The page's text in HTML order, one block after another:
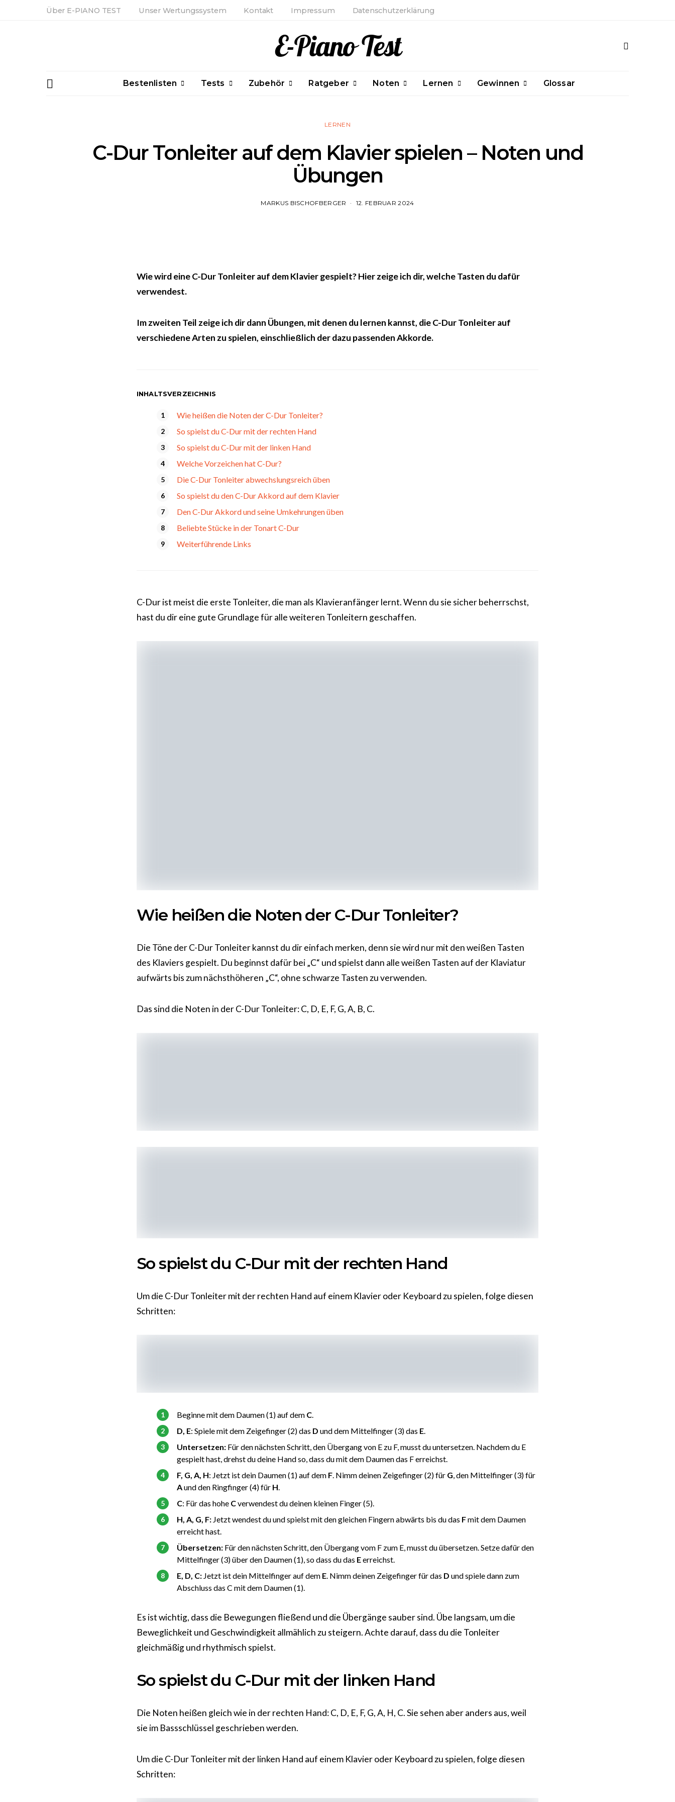
Über E-PIANO TEST Unser Wertungssystem Kontakt Impressum Datenschutzerklärung
E-Piano Test
Bestenlisten Tests Zubehör Ratgeber Noten Lernen Gewinnen Glossar
LERNEN
C-Dur Tonleiter auf dem Klavier spielen – Noten und
Übungen
MARKUS BISCHOFBERGER 12. FEBRUAR 2024
Wie wird eine C-Dur Tonleiter auf dem Klavier gespielt? Hier zeige ich dir, welche Tasten du dafür
verwendest.
Im zweiten Teil zeige ich dir dann Übungen, mit denen du lernen kannst, die C-Dur Tonleiter auf
verschiedene Arten zu spielen, einschließlich der dazu passenden Akkorde.
INHALTSVERZEICHNIS
Wie heißen die Noten der C-Dur Tonleiter?
So spielst du C-Dur mit der rechten Hand
So spielst du C-Dur mit der linken Hand
Welche Vorzeichen hat C-Dur?
Die C-Dur Tonleiter abwechslungsreich üben
So spielst du den C-Dur Akkord auf dem Klavier
Den C-Dur Akkord und seine Umkehrungen üben
Beliebte Stücke in der Tonart C-Dur
Weiterführende Links
C-Dur ist meist die erste Tonleiter, die man als Klavieranfänger lernt. Wenn du sie sicher beherrschst,
hast du dir eine gute Grundlage für alle weiteren Tonleitern geschaffen.
Wie heißen die Noten der C-Dur Tonleiter?
Die Töne der C-Dur Tonleiter kannst du dir einfach merken, denn sie wird nur mit den weißen Tasten
des Klaviers gespielt. Du beginnst dafür bei „C“ und spielst dann alle weißen Tasten auf der Klaviatur
aufwärts bis zum nächsthöheren „C“, ohne schwarze Tasten zu verwenden.
Das sind die Noten in der C-Dur Tonleiter: C, D, E, F, G, A, B, C.
So spielst du C-Dur mit der rechten Hand
Um die C-Dur Tonleiter mit der rechten Hand auf einem Klavier oder Keyboard zu spielen, folge diesen
Schritten:
Beginne mit dem Daumen (1) auf dem C.
D, E: Spiele mit dem Zeigefinger (2) das D und dem Mittelfinger (3) das E.
Untersetzen: Für den nächsten Schritt, den Übergang von E zu F, musst du untersetzen. Nachdem du E
gespielt hast, drehst du deine Hand so, dass du mit dem Daumen das F erreichst.
F, G, A, H: Jetzt ist dein Daumen (1) auf dem F. Nimm deinen Zeigefinger (2) für G, den Mittelfinger (3) für
Aund den Ringfinger (4) für H.
C: Für das hohe Cverwendest du deinen kleinen Finger (5).
H, A, G, F: Jetzt wendest du und spielst mit den gleichen Fingern abwärts bis du das Fmit dem Daumen
erreicht hast.
Übersetzen: Für den nächsten Schritt, den Übergang vom F zum E, musst du übersetzen. Setze dafür den
Mittelfinger (3) über den Daumen (1), so dass du das Eerreichst.
E, D, C: Jetzt ist dein Mittelfinger auf dem E. Nimm deinen Zeigefinger für das D und spiele dann zum
Abschluss das C mit dem Daumen (1).
Es ist wichtig, dass die Bewegungen fließend und die Übergänge sauber sind. Übe langsam, um die
Beweglichkeit und Geschwindigkeit allmählich zu steigern. Achte darauf, dass du die Tonleiter
gleichmäßig und rhythmisch spielst.
So spielst du C-Dur mit der linken Hand
Die Noten heißen gleich wie in der rechten Hand: C, D, E, F, G, A, H, C. Sie sehen aber anders aus, weil
sie im Bassschlüssel geschrieben werden.
Um die C-Dur Tonleiter mit der linken Hand auf einem Klavier oder Keyboard zu spielen, folge diesen
Schritten: